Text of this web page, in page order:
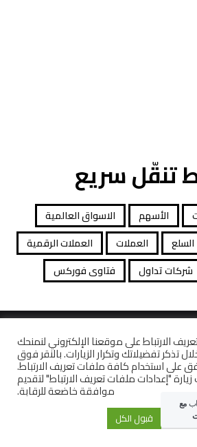
تنقّل سريع
الأسهم
الاسواق العالمية
السلع العملات
العملات الرقمية
شركات تداول فتاوى فوركس
محفوظة توصيات التداول © 2026
معاملات قانونية كاشف الشركات
الارتباط على موقعنا الإلكتروني لنمنحك
تذكر تفضيلاتك وتكرار الزيارات. بالنقر فوق
على استخدام كافة ملفات تعريف الارتباط.
"إعدادات ملفات تعريف الارتباط" لتقديم
موافقة خاضعة للرقابة.
قبول الكل
مع